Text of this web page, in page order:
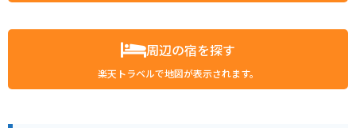
周辺の宿を探す
楽天トラベルで地図が表示されます。